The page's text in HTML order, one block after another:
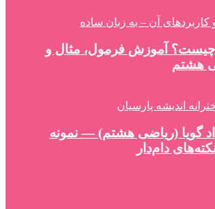
آموزش فرمول، مثال و
هشتم
گویا (ریاضی هشتم) — نمونه
دام‌دار